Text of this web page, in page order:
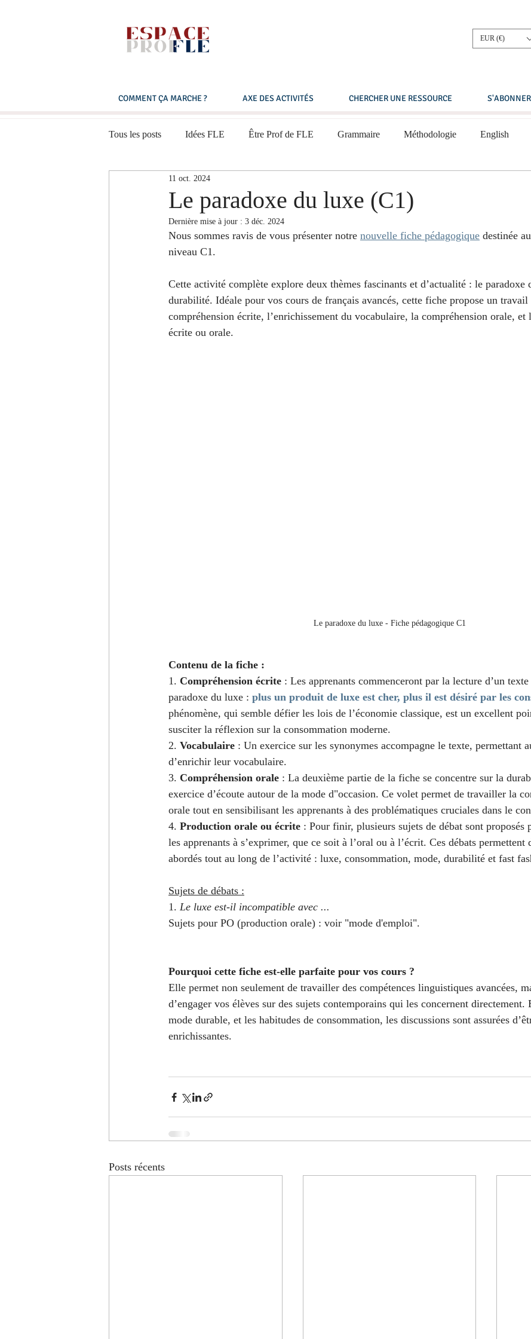
EUR (€)
COMMENT ÇA MARCHE ? AXE DES ACTIVITÉS CHERCHER UNE RESSOURCE S'ABONNER
Tous les posts Idées FLE Être Prof de FLE Grammaire Méthodologie English
Expression orale
Français pratique B1 - Niveau intermédiaire A2 - Niveau élémentaire
B2 - Niveau intermédiaire avancé C1 - Niveau avancé
C1 - Niveau avancé Fiches rapides
Le paradoxe du luxe (C1)
11 oct. 2024
Dernière mise à jour : 3 déc. 2024
Nous sommes ravis de vous présenter notre nouvelle fiche pédagogique destinée
niveau C1.
Cette activité complète explore deux thèmes fascinants et d’actualité : le paradoxe
durabilité. Idéale pour vos cours de français avancés, cette fiche propose un
compréhension écrite, l’enrichissement du vocabulaire, la compréhension orale, et
écrite ou orale.
Le paradoxe du luxe - Fiche pédagogique C1
Contenu de la fiche :
1. Compréhension écrite : Les apprenants commenceront par la lecture d’un
paradoxe du luxe : plus un produit de luxe est cher, plus il est désiré par les
phénomène, qui semble défier les lois de l’économie classique, est un excellent
susciter la réflexion sur la consommation moderne.
2. Vocabulaire : Un exercice sur les synonymes accompagne le texte, permettant
d’enrichir leur vocabulaire.
3. Compréhension orale : La deuxième partie de la fiche se concentre sur la
exercice d’écoute autour de la mode d"occasion. Ce volet permet de travailler la
orale tout en sensibilisant les apprenants à des problématiques cruciales dans le
4. Production orale ou écrite : Pour finir, plusieurs sujets de débat sont proposés
les apprenants à s’exprimer, que ce soit à l’oral ou à l’écrit. Ces débats permettent
abordés tout au long de l’activité : luxe, consommation, mode, durabilité et fast
Sujets de débats :
1. Le luxe est-il incompatible avec ...
Sujets pour PO (production orale) : voir "mode d'emploi".
Pourquoi cette fiche est-elle parfaite pour vos cours ?
Elle permet non seulement de travailler des compétences linguistiques avancées,
d’engager vos élèves sur des sujets contemporains qui les concernent
mode durable, et les habitudes de consommation, les discussions sont assurées
enrichissantes.
Posts récents